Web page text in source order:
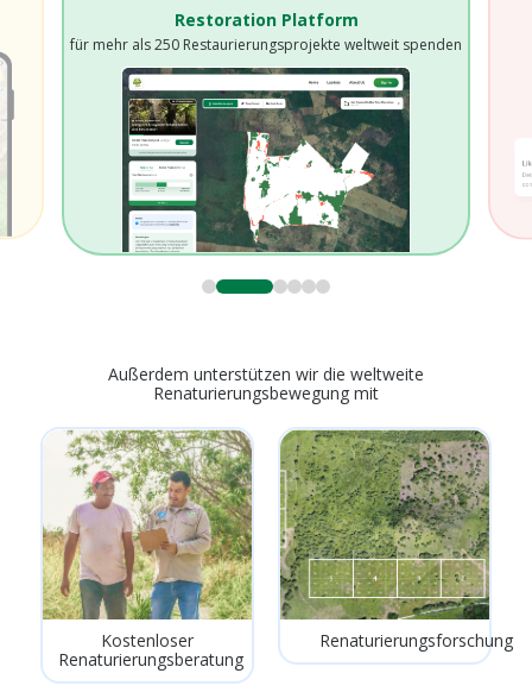
Restoration Platform
für mehr als 250 Restaurierungsprojekte weltweit spenden
01 2345
Außerdem unterstützen wir die weltweite
Renaturierungsbewegung mit
Kostenloser
Renaturierungsberatung
Renaturierungsforschung